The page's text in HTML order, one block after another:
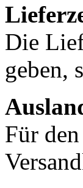
Die
geben,
Für